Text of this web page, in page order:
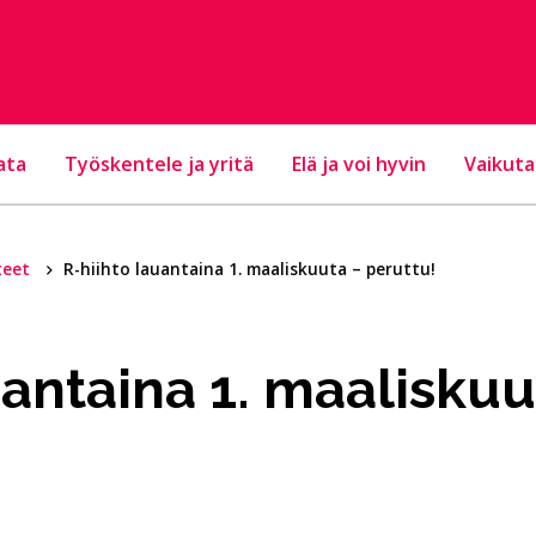
Työskentele ja yritä Elä ja voi hyvin
R-hiihto lauantaina 1. maaliskuuta – peruttu!
1.